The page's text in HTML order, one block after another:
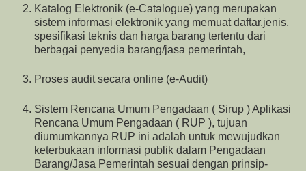
Katalog Elektronik (e-Catalogue) yang merupakan
sistem informasi elektronik yang memuat daftar,jenis,
spesifikasi teknis dan harga barang tertentu dari
berbagai penyedia barang/jasa pemerintah,
Proses audit secara online (e-Audit)
Sistem Rencana Umum Pengadaan ( Sirup ) Aplikasi
Rencana Umum Pengadaan ( RUP ), tujuan
diumumkannya RUP ini adalah untuk mewujudkan
keterbukaan informasi publik dalam Pengadaan
Barang/Jasa Pemerintah sesuai dengan prinsip-